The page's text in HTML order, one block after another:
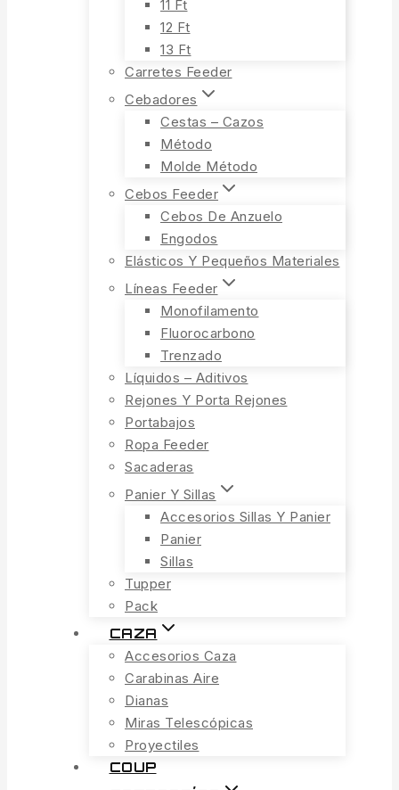
11 Ft
12 Ft
13 Ft
Carretes Feeder
Cebadores
Cestas – Cazos
Método
Molde Método
Cebos Feeder
Cebos De Anzuelo
Engodos
Elásticos Y Pequeños Materiales
Líneas Feeder
Monofilamento
Fluorocarbono
Trenzado
Líquidos – Aditivos
Rejones Y Porta Rejones
Portabajos
Ropa Feeder
Sacaderas
Panier Y Sillas
Accesorios Sillas Y Panier
Panier
Sillas
Tupper
Pack
CAZA
Accesorios Caza
Carabinas Aire
Dianas
Miras Telescópicas
Proyectiles
COUP